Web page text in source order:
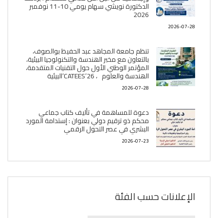
الدكتورة نويشي سهام يومي 10-11 نوفمبر
2026
2026-07-28
تنظم جامعة المجاهد عبد الحفيظ بوالصوف،
بالتعاون مع مخبر الھندسة والتكنولوجيا البیئیة،
المؤتمر الوطني الأول حول التقنيات المتقدمة،
الھندسة والعلوم ، CATEES’26’البیئية
2026-07-28
دعوة للمساهمة في تأليف كتاب جماعي
محكم ذو ترقيم دولي بعنوان : إستدامة المورد
البشري في عصر التحول الرقمي
2026-07-23
الإعلانات حسب الفئة